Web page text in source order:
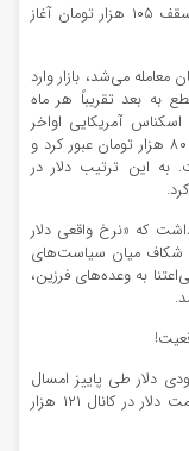
سال ۱۴۰۳؛ سومین موج و جهش‌های پی‌درپی تا سقف ۱۰۵ هزار تومان آغاز
دلار در محدوده ۵۷ هزار تومان معامله می‌شد، بازار وارد
به بعد تقریباً هر ماه
آمریکایی اواخر
پاییز ۱۴۰۳ از کانال قیمتی ۷۰ هزار تومان و سپس ۸۰ هزار تومان عبور کرد و
تومان گذشت. به این ترتیب دلار در
که «نرخ واقعی دلار
شکاف میان سیاست‌های
به وعده‌های فرزین،
روند صعودی دلار طی پاییز امسال
نیز ادامه داشت و در لحظه نگارش این گزارش، قیمت دلار در کانال ۱۲۱ هزار